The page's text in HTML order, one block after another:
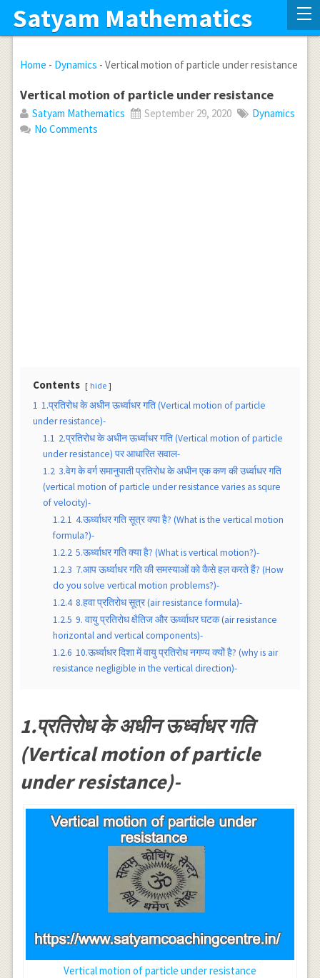
Satyam Mathematics
Home - Dynamics - Vertical motion of particle under resistance
Vertical motion of particle under resistance
Satyam Mathematics September 29, 2020
Dynamics
No Comments
Contents hide
1 1.प्रतिरोध के अधीन ऊर्ध्वाधर गति (Vertical motion of particle
under resistance)-
1.1 2.प्रतिरोध के अधीन ऊर्ध्वाधर गति (Vertical motion of particle
under resistance) पर आधारित सवाल-
1.2 3.वेग के वर्ग समानुपाती प्रतिरोध के अधीन एक कण की उर्ध्वाधर गति
(vertical motion of particle under resistance varies as squre
of velocity)-
1.2.1 4.ऊर्ध्वाधर गति सूत्र क्या है? (What is the vertical motion
formula?)-
1.2.2 5.ऊर्ध्वाधर गति क्या है? (What is vertical motion?)-
1.2.3 7.आप ऊर्ध्वाधर गति की समस्याओं को कैसे हल करते हैं? (How
do you solve vertical motion problems?)-
1.2.4 8.हवा प्रतिरोध सूत्र (air resistance formula)-
1.2.5 9. वायु प्रतिरोध क्षैतिज और ऊर्ध्वाधर घटक (air resistance
horizontal and vertical components)-
1.2.6 10.ऊर्ध्वाधर दिशा में वायु प्रतिरोध नगण्य क्यों है? (why is air
resistance negligible in the vertical direction)-
1.प्रतिरोध के अधीन ऊर्ध्वाधर गति
(Vertical motion of particle
under resistance)-
Vertical motion of particle under resistance